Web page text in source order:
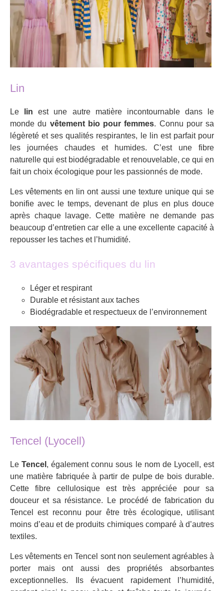
Lin
Le lin est une autre matière incontournable dans le
monde du vêtement bio pour femmes. Connu pour sa
légèreté et ses qualités respirantes, le lin est parfait pour
les journées chaudes et humides. C’est une fibre
naturelle qui est biodégradable et renouvelable, ce qui en
fait un choix écologique pour les passionnés de mode.
Les vêtements en lin ont aussi une texture unique qui se
bonifie avec le temps, devenant de plus en plus douce
après chaque lavage. Cette matière ne demande pas
beaucoup d’entretien car elle a une excellente capacité à
repousser les taches et l’humidité.
3 avantages spécifiques du lin
Léger et respirant
Durable et résistant aux taches
Biodégradable et respectueux de l’environnement
Tencel (Lyocell)
LeTencel , également connu sous le nom de Lyocell, est
une matière fabriquée à partir de pulpe de bois durable.
Cette fibre cellulosique est très appréciée pour sa
douceur et sa résistance. Le procédé de fabrication du
Tencel est reconnu pour être très écologique, utilisant
moins d’eau et de produits chimiques comparé à d’autres
textiles.
Les vêtements en Tencel sont non seulement agréables à
porter mais ont aussi des propriétés absorbantes
exceptionnelles. Ils évacuent rapidement l’humidité,